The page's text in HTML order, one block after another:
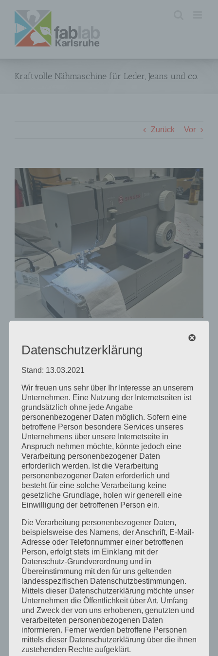
Inhalt
springen
Kraftvolle Nähmaschine für Leder, Jeans und co.
Zurück Vor
Zeige
grösseres
Bild
Kraftvolle Nähmaschine für Leder, Jeans und co.
Nähmaschine können auch dickere und festere
Materialien wie Leder, Jeans-, Mantel- oder
mehrlagige Stoffe genäht werden.
VonLucaN | Februar 9th, 2025 | Maschinen
Textilwerkstatt | Kommentare deaktiviertfür
Kraftvolle
Nähmaschine
für
Leder,
Jeans
und
co.
Share This Story, Choose Your Platform!
Facebook
X RedditLinkedInWhatsApp
TumblrPinterest
Vk Xing
Über den Autor:LucaN
Ähnliche Beiträge
Datenschutzerklärung
Stand: 13.03.2021
Wir freuen uns sehr über Ihr Interesse an unserem
Unternehmen. Eine Nutzung der Internetseiten ist
grundsätzlich ohne jede Angabe
personenbezogener Daten möglich. Sofern eine
betroffene Person besondere Services unseres
Unternehmens über unsere Internetseite in
Anspruch nehmen möchte, könnte jedoch eine
Verarbeitung personenbezogener Daten
erforderlich werden. Ist die Verarbeitung
personenbezogener Daten erforderlich und
besteht für eine solche Verarbeitung keine
gesetzliche Grundlage, holen wir generell eine
Einwilligung der betroffenen Person ein.
Die Verarbeitung personenbezogener Daten,
beispielsweise des Namens, der Anschrift, E-Mail-
Adresse oder Telefonnummer einer betroffenen
Person, erfolgt stets im Einklang mit der
Datenschutz-Grundverordnung und in
Übereinstimmung mit den für uns geltenden
landesspezifischen Datenschutzbestimmungen.
Mittels dieser Datenschutzerklärung möchte unser
Unternehmen die Öffentlichkeit über Art, Umfang
und Zweck der von uns erhobenen, genutzten und
verarbeiteten personenbezogenen Daten
informieren. Ferner werden betroffene Personen
mittels dieser Datenschutzerklärung über die ihnen
zustehenden Rechte aufgeklärt.